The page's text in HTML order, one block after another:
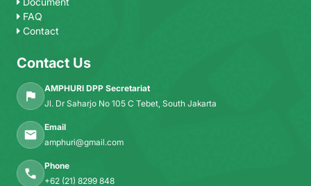
FAQ
Contact
Contact Us
AMPHURI DPP Secretariat
Jl. Dr Saharjo No 105 C Tebet, South Jakarta
Email
amphuri@gmail.com
Phone
+62 (21) 8299 848